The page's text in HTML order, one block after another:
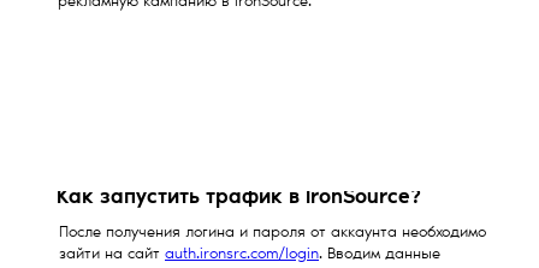
рекламную кампанию в IronSource.
Как запустить трафик в IronSource?
После получения логина и пароля от аккаунта необходимо
зайти на сайт auth.ironsrc.com/login. Вводим данные